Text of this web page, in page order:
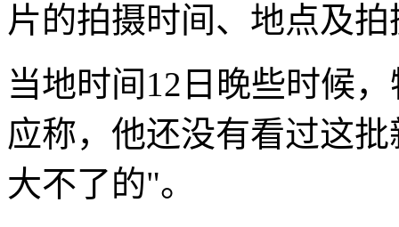
片的拍摄时间、地点及
当地时间12日晚些时候
应称，他还没有看过这
大不了的"。